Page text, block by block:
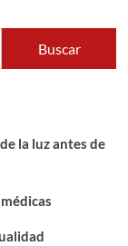
Buscar
la luz antes de